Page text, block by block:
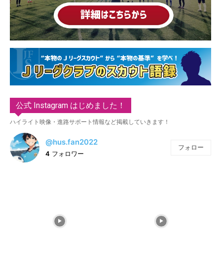
公式 Instagram はじめました！
ハイライト映像・進路サポート情報など掲載していきます！
@hus.fan2022
4 フォロワー
フォロー